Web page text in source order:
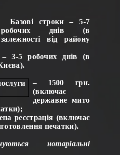
Базові строки – 5-7
робочих днів (в
залежності від району
– 3-5 робочих днів (в
– 1500 грн.
(включає
державне мито
;
реєстрація (включає
печатки).
нотаріальні